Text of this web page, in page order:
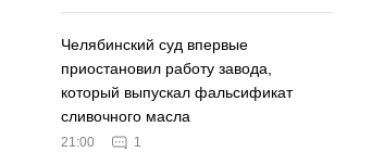
Челябинский суд впервые
приостановил работу завода,
который выпускал фальсификат
сливочного масла
21:00 1